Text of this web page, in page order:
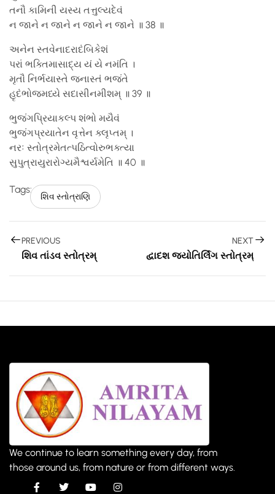
તનૌ કામિની યસ્ય તત્તુલ્યદેવં
ન જાને ન જાને ન જાને ન જાને ॥ 38 ॥
અનેન સ્તવેનાદરાદંબિકેશં
પરાં ભક્તિમાસાદ્ય યં યે નમંતિ ।
મૃતૌ નિર્ભયાસ્તે જનાસ્તં ભજંતે
હૃદંભોજમધ્યે સદાસીનમીશમ્ ॥ 39 ॥
ભુજંગપ્રિયાકલ્પ શંભો મયૈવં
ભુજંગપ્રયાતેન વૃત્તેન ક્લૃપ્તમ્ ।
નરઃ સ્તોત્રમેતત્પઠિત્વોરુભક્ત્યા
સુપુત્રાયુરારોગ્યમૈશ્વર્યમેતિ ॥ 40 ॥
Tags:
શિવ સ્તોત્રાણિ
PREVIOUS
શિવ તાંડવ સ્તોત્રમ્
NEXT
દ્વાદશ જ્યોતિર્લિંગ સ્તોત્રમ્
We continue to learn something every day, from
those around us, from nature or from different ways.